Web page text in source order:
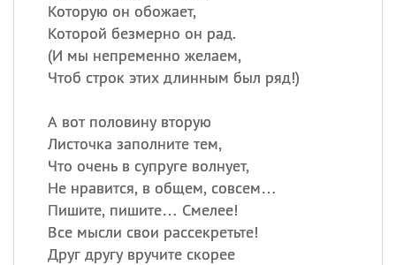
Которую он обожает,
Которой безмерно он рад.
(И мы непременно желаем,
Чтоб строк этих длинным был ряд!)
А вот половину вторую
Листочка заполните тем,
Что очень в супруге волнует,
Не нравится, в общем, совсем…
Пишите, пишите… Смелее!
Все мысли свои рассекретьте!
Друг другу вручите скорее